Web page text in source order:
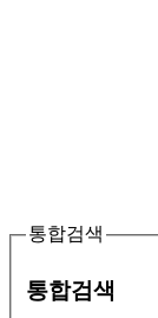
통합검색
통합검색